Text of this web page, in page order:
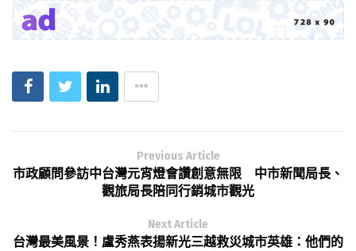
Previous Article
市政顧問參訪中台灣元宵燈會讚創意無限 中市新聞局長、
觀旅局長陪同行銷城市觀光
Next Article
台灣最美風景！盧秀燕表揚新光三越救災城市英雄：他們的